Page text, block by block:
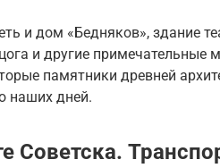
и дом «Бедняков», здание
и другие примечательные
памятники древней
наших дней.
Советска.